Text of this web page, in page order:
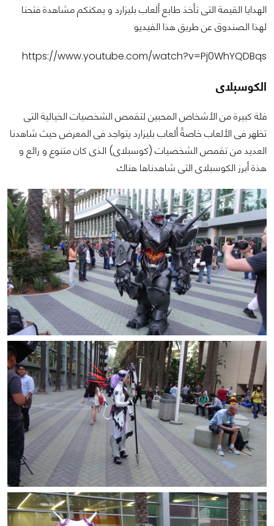
الهدايا القيمة التى تأخذ طابع ألعاب بليزارد و يمكنكم مشاهدة فتحنا
لهذا الصندوق عن طريق هذا الفيديو
https://www.youtube.com/watch?v=Pj0WhYQDBqs
الكوسبلاى
فئة كبيرة من الأشخاص المحبين لتقمص الشخصيات الخيالية التى
تظهر فى الألعاب خاصةً ألعاب بليزارد يتواجد فى المعرض حيث شاهدنا
العديد من تقمص الشخصيات (كوسبلاى) الذى كان متنوع و رائع و
هذة أبرز الكوسبلاى التى شاهدناها هناك